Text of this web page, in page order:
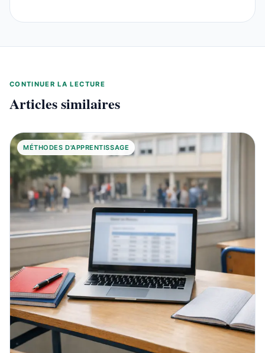
CONTINUER LA LECTURE
Articles similaires
MÉTHODES D'APPRENTISSAGE